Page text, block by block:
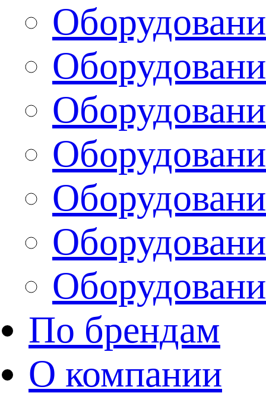
По брендам
О компании